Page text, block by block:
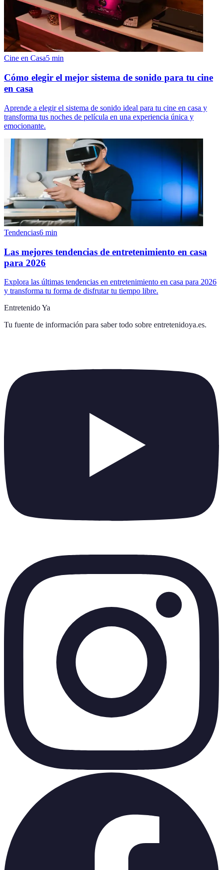
Cine en Casa5 min
Cómo elegir el mejor sistema de sonido para tu cine
en casa
Aprende a elegir el sistema de sonido ideal para tu cine en casa y
transforma tus noches de película en una experiencia única y
emocionante.
Tendencias6 min
Las mejores tendencias de entretenimiento en casa
para 2026
Explora las últimas tendencias en entretenimiento en casa para 2026
y transforma tu forma de disfrutar tu tiempo libre.
Entretenido Ya
Tu fuente de información para saber todo sobre entretenidoya.es.